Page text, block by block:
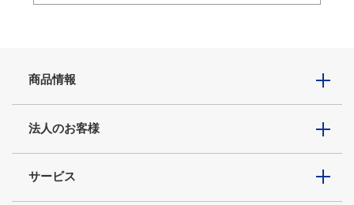
商品情報
法人のお客様
サービス